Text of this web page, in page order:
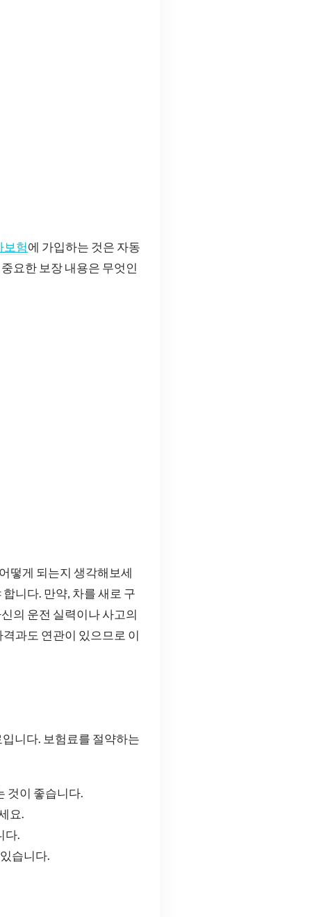
보험에 가입하는 것은 자동
요한 보장 내용은 무엇인
떻게 되는지 생각해보세
니다. 만약, 차를 새로 구
의 운전 실력이나 사고의
과도 연관이 있으므로 이
니다. 보험료를 절약하는
것이 좋습니다.
요.
다.
습니다.